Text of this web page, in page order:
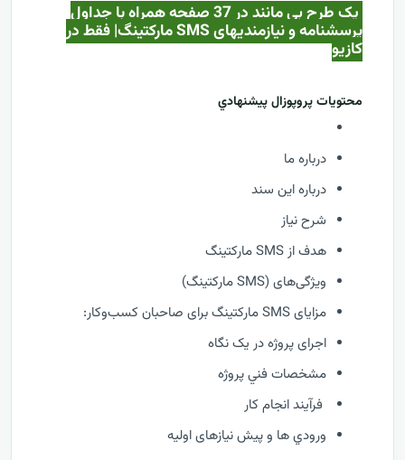
یک طرح بی مانند در 37 صفحه همراه با جداول
پرسشنامه و نیازمندیهای SMS مارکتینگ| فقط در
کازيو
محتويات پروپوزال پيشنهادي
درباره ما
درباره این سند
شرح نیاز
هدف از SMS مارکتینگ
ویژگی‌های (SMS مارکتینگ)
مزایای SMS مارکتینگ برای صاحبان کسب‌وکار:
اجرای پروژه در یک نگاه
مشخصات فني پروژه
فرآيند انجام کار
ورودي ها و پیش نیازهای اولیه